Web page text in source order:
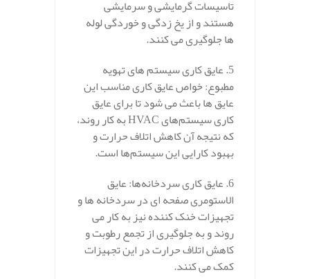
تاسیسات گرمایشی و سرمایشی
هستند و از یخ‌ زدگی و خوردگی لوله‌
ها جلوگیری می‌ کنند.
5. عایق‌ کاری سیستم‌ های تهویه
مطبوع: خواص عایق‌ کاری مناسب این
عایق‌ ها باعث می‌ شود تا برای عایق‌
کاری سیستم‌های HVAC به کار روند،
که نتیجه آن کاهش اتلاف حرارت و
بهبود کارایی این سیستم‌ها است.
6. عایق‌ کاری سردخانه‌ها: عایق
الاستومری صفحه ای در سردخانه‌ ها و
تجهیزات خنک‌ کننده نیز به کار می‌
روند و به جلوگیری از تجمع رطوبت و
کاهش اتلاف حرارت در این تجهیزات
کمک می‌ کنند.